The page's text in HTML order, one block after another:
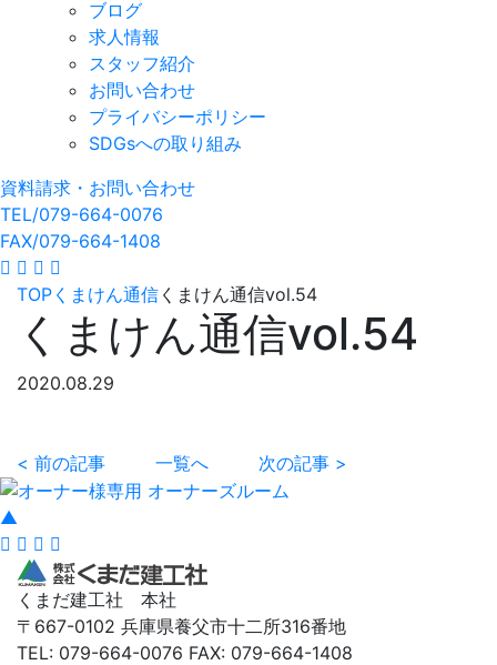
ブログ
求人情報
スタッフ紹介
お問い合わせ
プライバシーポリシー
SDGsへの取り組み
資料請求・お問い合わせ
TEL/079-664-0076
FAX/079-664-1408
TOP くまけん通信 くまけん通信vol.54
くまけん通信vol.54
2020.08.29
< 前の記事 一覧へ 次の記事 >
▲
くまだ建工社 本社
〒667-0102 兵庫県養父市十二所316番地
TEL: 079-664-0076 FAX: 079-664-1408